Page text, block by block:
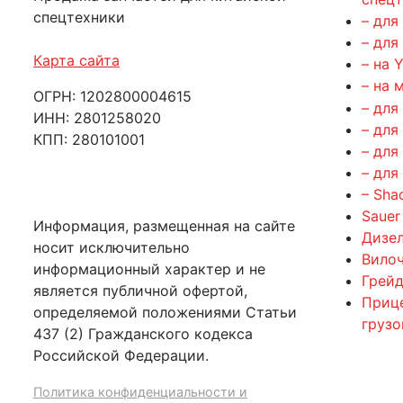
спецтехники
Карта сайта
ОГРН: 1202800004615
ИНН: 2801258020
КПП: 280101001
Информация, размещенная на сайте
носит исключительно
информационный характер и не
является публичной офертой,
определяемой положениями Статьи
437 (2) Гражданского кодекса
Российской Федерации.
Политика конфиденциальности и
– для
–
– на
– на
–
–
– для
–
–